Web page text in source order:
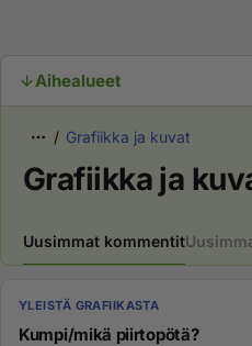
Aihealueet
Grafiikka ja kuvat
Grafiikka ja
Uusimmat kommentit
YLEISTÄ GRAFIIKASTA
Kumpi/mikä piirtopötä?